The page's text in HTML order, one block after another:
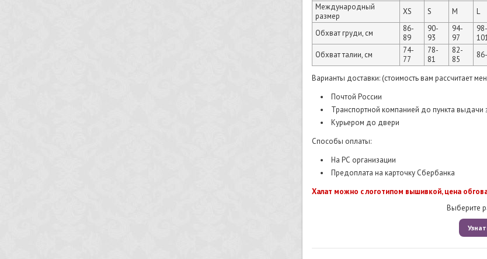
Международный
размер
XS S M L
Обхват груди, см
86-
89
90-
93
94-
97
98-
Обхват талии, см
74-
77
78-
81
82-
85
Варианты доставки: (стоимость вам рассчитает
Почтой России
Транспортной компанией до пункта выдачи
Курьером до двери
Способы оплаты:
На РС организации
Предоплата на карточку Сбербанка
Халат можно с логотипом вышивкой, цена
Выберите